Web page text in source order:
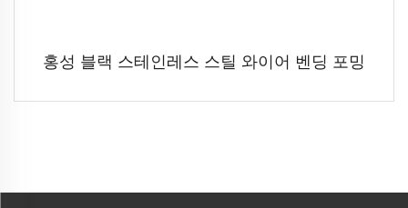
홍성 블랙 스테인레스 스틸 와이어 벤딩 포밍